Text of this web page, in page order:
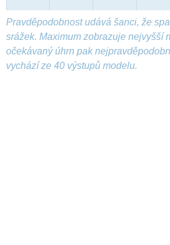
Pravděpodobnost udává šanci, že
srážek. Maximum zobrazuje nejvyšší
očekávaný úhrn pak
vychází ze 40 výstupů modelu.